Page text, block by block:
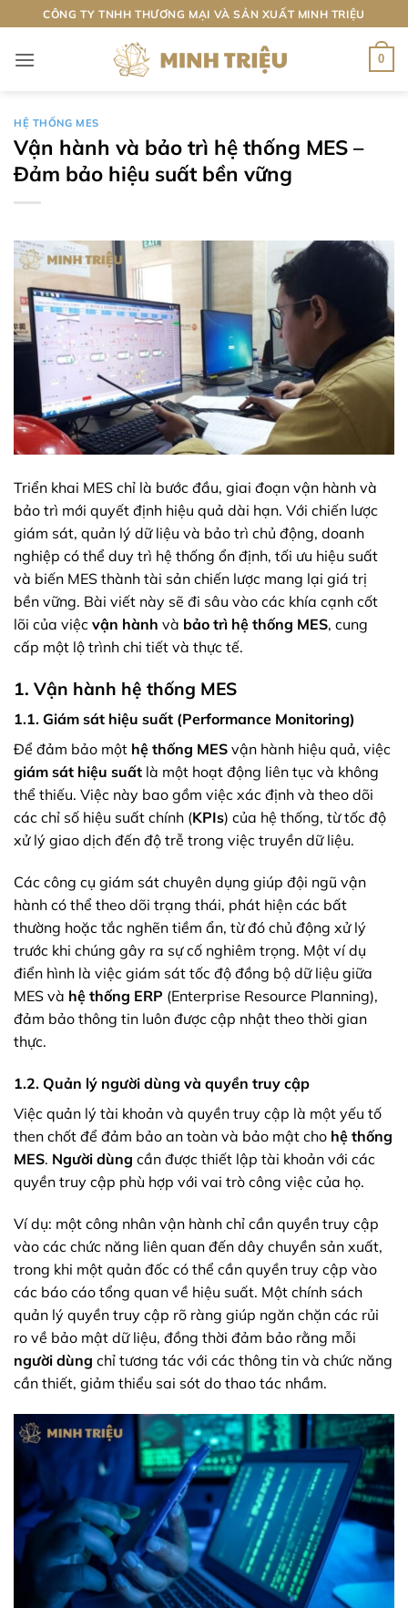
qua
nội
CÔNG TY TNHH THƯƠNG MẠI VÀ SẢN XUẤT MINH TRIỆU
0
HỆ THỐNG MES
Vận hành và bảo trì hệ thống MES –
Đảm bảo hiệu suất bền vững
Triển khai MES chỉ là bước đầu, giai đoạn vận hành và
bảo trì mới quyết định hiệu quả dài hạn. Với chiến lược
giám sát, quản lý dữ liệu và bảo trì chủ động, doanh
nghiệp có thể duy trì hệ thống ổn định, tối ưu hiệu suất
và biến MES thành tài sản chiến lược mang lại giá trị
bền vững. Bài viết này sẽ đi sâu vào các khía cạnh cốt
lõi của việc vận hành và bảo trì hệ thống MES, cung
cấp một lộ trình chi tiết và thực tế.
1. Vận hành hệ thống MES
1.1. Giám sát hiệu suất (Performance Monitoring)
Để đảm bảo một hệ thống MES vận hành hiệu quả, việc
giám sát hiệu suất là một hoạt động liên tục và không
thể thiếu. Việc này bao gồm việc xác định và theo dõi
các chỉ số hiệu suất chính (KPIs) của hệ thống, từ tốc độ
xử lý giao dịch đến độ trễ trong việc truyền dữ liệu.
Các công cụ giám sát chuyên dụng giúp đội ngũ vận
hành có thể theo dõi trạng thái, phát hiện các bất
thường hoặc tắc nghẽn tiềm ẩn, từ đó chủ động xử lý
trước khi chúng gây ra sự cố nghiêm trọng. Một ví dụ
điển hình là việc giám sát tốc độ đồng bộ dữ liệu giữa
MES và hệ thống ERP (Enterprise Resource Planning),
đảm bảo thông tin luôn được cập nhật theo thời gian
thực.
1.2. Quản lý người dùng và quyền truy cập
Việc quản lý tài khoản và quyền truy cập là một yếu tố
then chốt để đảm bảo an toàn và bảo mật cho hệ thống
MES. Người dùng cần được thiết lập tài khoản với các
quyền truy cập phù hợp với vai trò công việc của họ.
Ví dụ: một công nhân vận hành chỉ cần quyền truy cập
vào các chức năng liên quan đến dây chuyền sản xuất,
trong khi một quản đốc có thể cần quyền truy cập vào
các báo cáo tổng quan về hiệu suất. Một chính sách
quản lý quyền truy cập rõ ràng giúp ngăn chặn các rủi
ro về bảo mật dữ liệu, đồng thời đảm bảo rằng mỗi
người dùng chỉ tương tác với các thông tin và chức năng
cần thiết, giảm thiểu sai sót do thao tác nhầm.